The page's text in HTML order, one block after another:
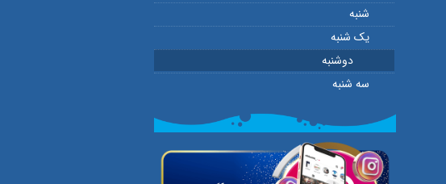
شنبه
یک شنبه
دوشنبه
سه شنبه